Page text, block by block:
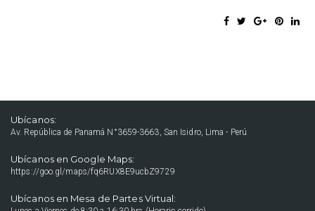
Ubícanos:
Av. República de Panamá N°3659-3663, San Isidro, Lima - Perú
Ubícanos en Google Maps:
https://goo.gl/maps/fq6RUX8E9ucbZ9729
Ubícanos en Mesa de Partes Virtual: